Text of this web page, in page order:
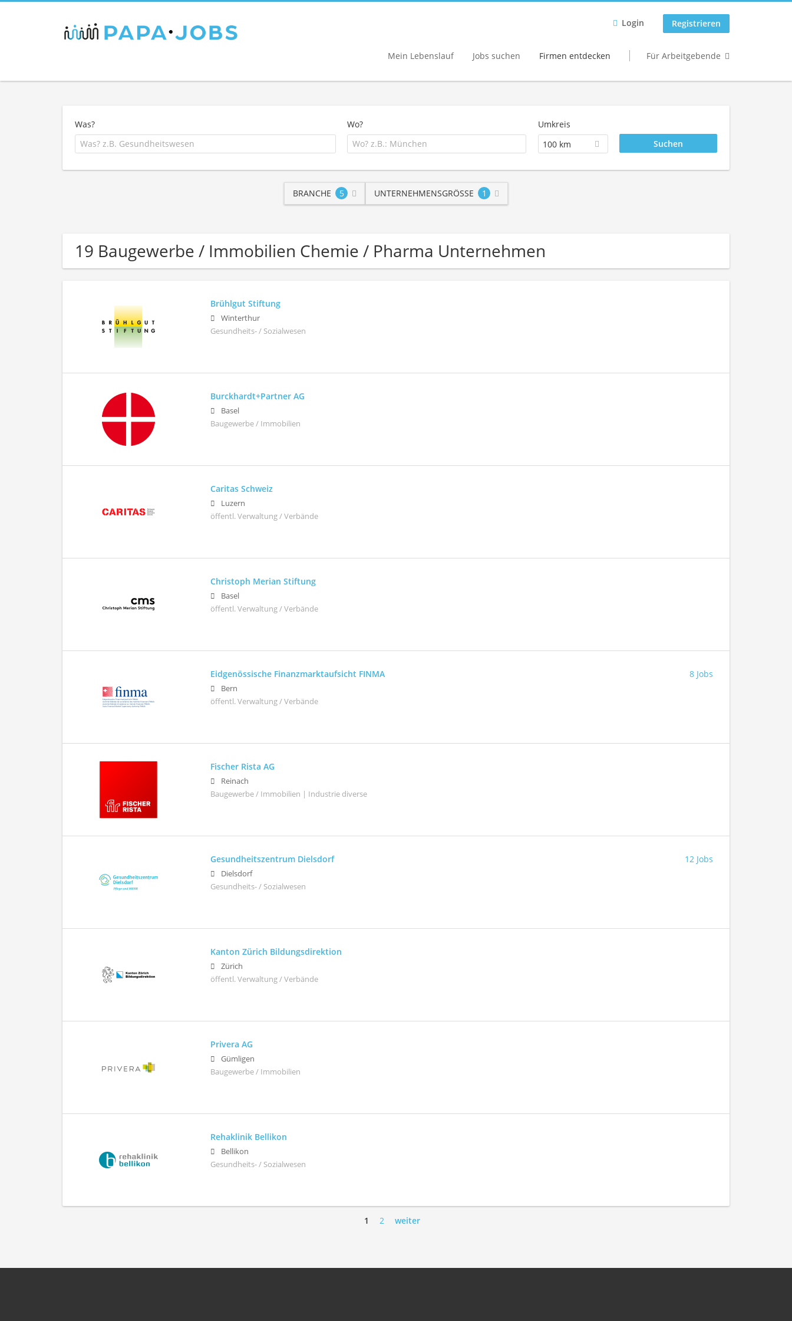
Login Registrieren
Mein Lebenslauf Jobs suchen Firmen entdecken Für Arbeitgebende
Was? Wo?
Umkreis
100 km
BRANCHE 5 UNTERNEHMENSGRÖSSE 1
19 Baugewerbe / Immobilien Chemie / Pharma Unternehmen
Brühlgut Stiftung
Winterthur
Gesundheits- / Sozialwesen
Burckhardt+Partner AG
Basel
Baugewerbe / Immobilien
Caritas Schweiz
Luzern
öffentl. Verwaltung / Verbände
Christoph Merian Stiftung
Basel
öffentl. Verwaltung / Verbände
Eidgenössische Finanzmarktaufsicht FINMA
Bern
öffentl. Verwaltung / Verbände
8 Jobs
Fischer Rista AG
Reinach
Baugewerbe / Immobilien | Industrie diverse
Gesundheitszentrum Dielsdorf
Dielsdorf
Gesundheits- / Sozialwesen
12 Jobs
Kanton Zürich Bildungsdirektion
Zürich
öffentl. Verwaltung / Verbände
Privera AG
Gümligen
Baugewerbe / Immobilien
Rehaklinik Bellikon
Bellikon
Gesundheits- / Sozialwesen
1 2 weiter